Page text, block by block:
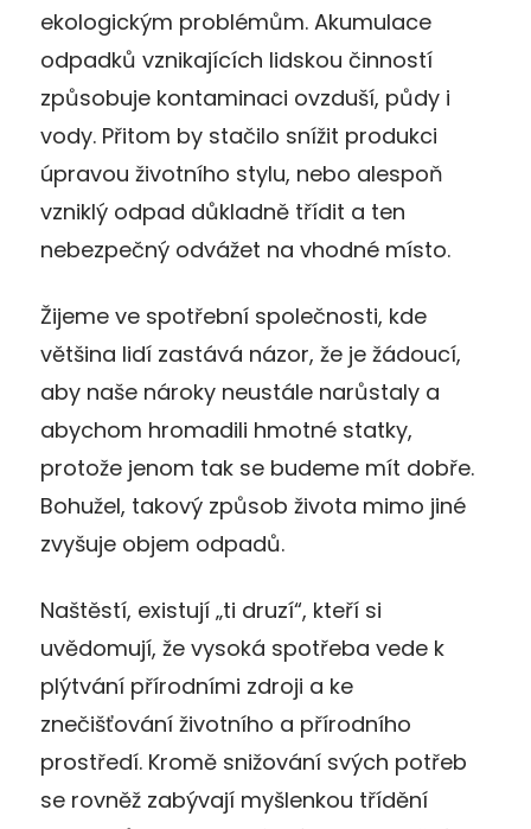
ekologickým problémům. Akumulace
odpadků vznikajících lidskou činností
způsobuje kontaminaci ovzduší, půdy i
vody. Přitom by stačilo snížit produkci
úpravou životního stylu, nebo alespoň
vzniklý odpad důkladně třídit a ten
nebezpečný odvážet na vhodné místo.
Žijeme ve spotřební společnosti, kde
většina lidí zastává názor, že je žádoucí,
aby naše nároky neustále narůstaly a
abychom hromadili hmotné statky,
protože jenom tak se budeme mít dobře.
Bohužel, takový způsob života mimo jiné
zvyšuje objem odpadů.
Naštěstí, existují „ti druzí“, kteří si
uvědomují, že vysoká spotřeba vede k
plýtvání přírodními zdroji a ke
znečišťování životního a přírodního
prostředí. Kromě snižování svých potřeb
se rovněž zabývají myšlenkou třídění